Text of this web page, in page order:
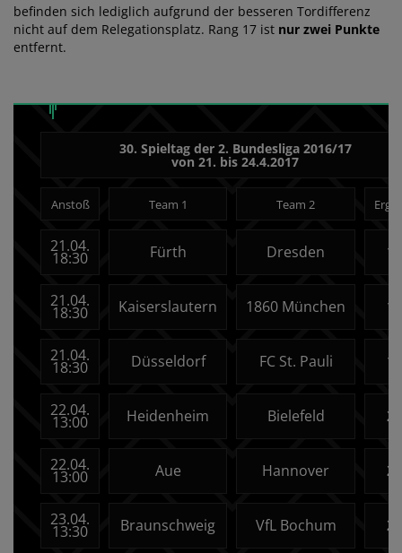
befinden sich lediglich aufgrund der besseren Tordifferenz
nicht auf dem Relegationsplatz. Rang 17 ist nur zwei Punkte
entfernt.
30. Spieltag der 2. Bundesliga 2016/17
von 21. bis 24.4.2017
Anstoß Team 1 Team 2
21.04.
18:30 Fürth Dresden
21.04.
18:30 Kaiserslautern 1860 München
21.04.
18:30 Düsseldorf FC St. Pauli
22.04.
13:00 Heidenheim Bielefeld
22.04.
13:00 Aue Hannover
23.04.
13:30 Braunschweig VfL Bochum